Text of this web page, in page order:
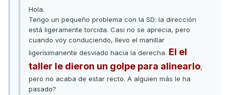
Hola.
Tengo un pequeño problema con la SD: la dirección
está ligeramente torcida. Casi no se aprecia, pero
cuando voy conduciendo, llevo el manillar
ligerísimanente desviado hacia la derecha. El el
taller le dieron un golpe para alinearlo,
pero no acaba de estar recto. A alguien más le ha
pasado?